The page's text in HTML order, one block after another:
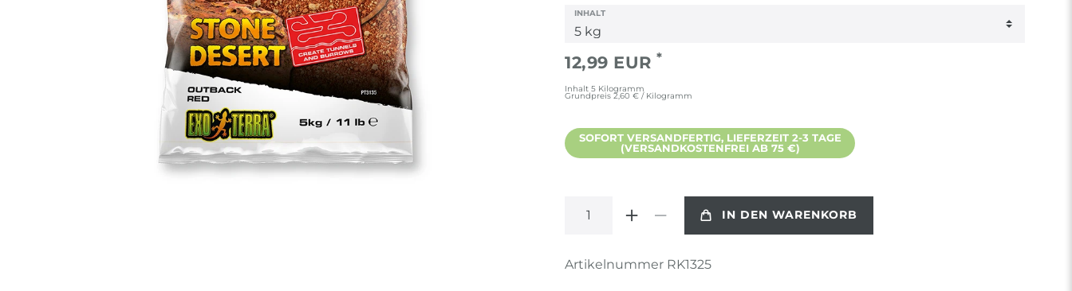
INHALT
12,99 EUR *
Inhalt 5 Kilogramm
Grundpreis 2,60 € / Kilogramm
SOFORT VERSANDFERTIG, LIEFERZEIT 2-3 TAGE
(VERSANDKOSTENFREI AB 75 €)
IN DEN WARENKORB
Artikelnummer RK1325